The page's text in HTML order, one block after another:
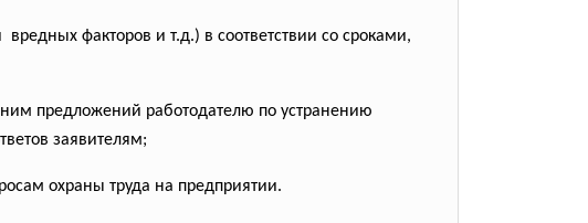
факторов и т.д.) в соответствии со сроками,
предложений работодателю по устранению
заявителям;
охраны труда на предприятии.